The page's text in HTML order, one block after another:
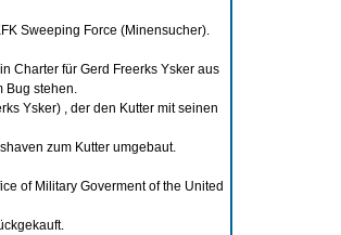
Sweeping Force (Minensucher).
Charter für Gerd Freerks Ysker aus
Bug stehen.
Ysker) , der den Kutter mit seinen
zum Kutter umgebaut.
of Military Goverment of the United